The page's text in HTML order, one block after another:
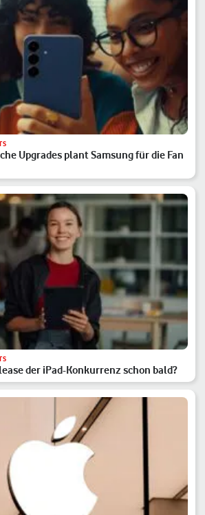
Upgrades plant Samsung für die Fan
der iPad-Konkurrenz schon bald?